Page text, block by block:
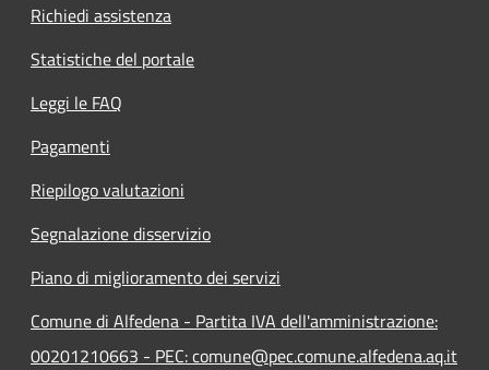
Richiedi assistenza
Statistiche del portale
Leggi le FAQ
Pagamenti
Riepilogo valutazioni
Segnalazione disservizio
Piano di miglioramento dei servizi
Comune di Alfedena - Partita IVA dell'amministrazione:
00201210663 - PEC: comune@pec.comune.alfedena.aq.it